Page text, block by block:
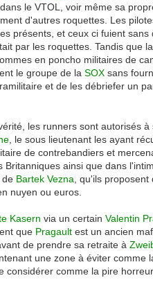
le VTOL, voir même sa
d'autres roquettes. Les
présents, et ceux ci fuient sans
par les roquettes. Tandis que
en poncho militaires de
le groupe de la SOX sans
et de les débriefer un
les runners sont autorisés à
, le sous lieutenant les ayant
de contrebandiers et
ainsi que dans
de Bartek Vezna , qu'ils
nuyen ou euros.
Kasern via un certain Valentin
que Pragault est un ancien
de prendre sa retraite à
une zone à éviter comme
considérer comme la pire